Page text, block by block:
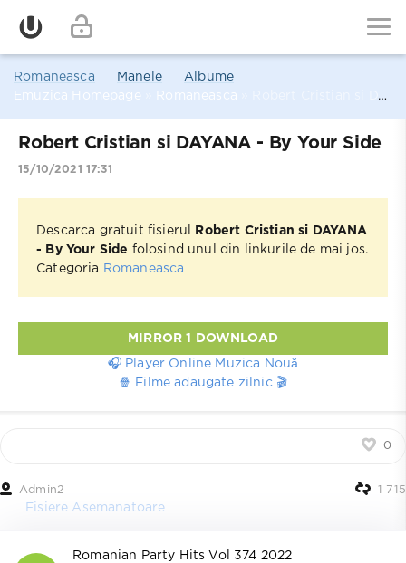
Romaneasca Manele
Albume
Emuzica Homepage
Romaneasca
Robert Cristian si DAYANA - By Your Side
15/10/2021 17:31
Descarca gratuit fisierul
Robert Cristian si DAYANA
- By Your Side folosind unul din linkurile de mai jos.
Categoria
Romaneasca
MIRROR 1 DOWNLOAD
🎧 Player Online Muzica Nouă
🍿 Filme adaugate zilnic 🎬
0
Admin2 1 715
Fisiere Asemanatoare
Romanian Party Hits Vol 374 2022